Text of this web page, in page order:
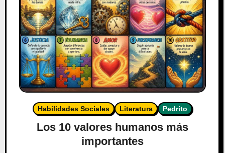
Habilidades Sociales Literatura Pedrito
Los 10 valores humanos más
importantes